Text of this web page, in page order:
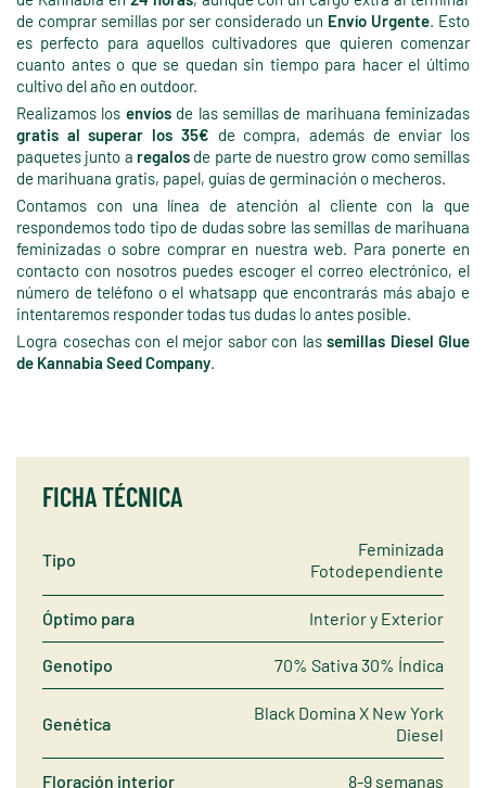
de comprar semillas por ser considerado un Envío Urgente. Esto
es perfecto para aquellos cultivadores que quieren comenzar
cuanto antes o que se quedan sin tiempo para hacer el último
cultivo del año en outdoor.
Realizamos los envíosde las semillas de marihuana feminizadas
gratis al superar los 35€ de compra, además de enviar los
paquetes junto a regalosde parte de nuestro grow como semillas
de marihuana gratis, papel, guías de germinación o mecheros.
Contamos con una línea de atención al cliente con la que
respondemos todo tipo de dudas sobre las semillas de marihuana
feminizadas o sobre comprar en nuestra web. Para ponerte en
contacto con nosotros puedes escoger el correo electrónico, el
número de teléfono o el whatsapp que encontrarás más abajo e
intentaremos responder todas tus dudas lo antes posible.
Logra cosechas con el mejor sabor con lassemillas Diesel Glue
de Kannabia Seed Company.
FICHA TÉCNICA
Tipo
Feminizada
Fotodependiente
Óptimo para Interior y Exterior
Genotipo 70% Sativa 30% Índica
Genética
Black Domina X New York
Diesel
Floración interior 8-9 semanas